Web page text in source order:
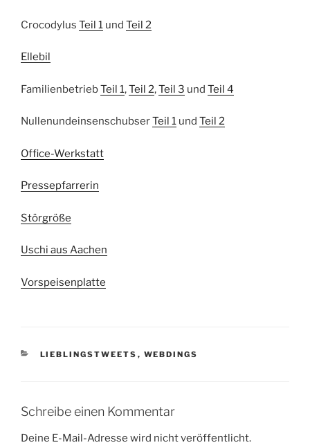
Crocodylus Teil 1 und Teil 2
Ellebil
FamilienbetriebTeil 1,Teil 2,Teil 3 und Teil 4
NullenundeinsenschubserTeil 1 und Teil 2
Office-Werkstatt
Pressepfarrerin
Störgröße
Uschi aus Aachen
Vorspeisenplatte
KATEGORIEN
LIEBLINGSTWEETS , WEBDINGS
Schreibe einen Kommentar
Deine E-Mail-Adresse wird nicht veröffentlicht.